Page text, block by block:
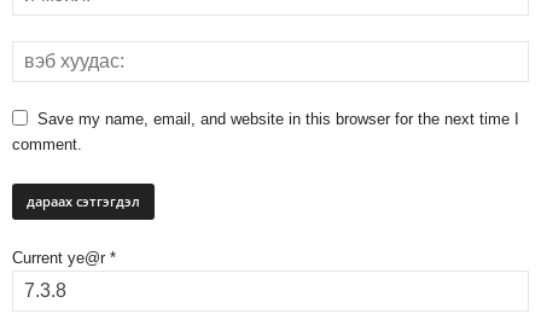
Save my name, email, and website in this browser for the next time I
comment.
Current ye@r *